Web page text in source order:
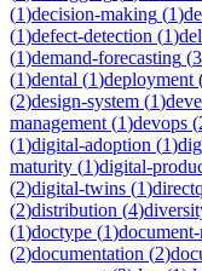
(1)decision-making (1)
(1)defect-detection (1)
(1)demand-forecasting (3
(1)dental (1)deployment
(2)design-system (1)
management (1)devops (
(1)digital-adoption (1)
maturity (1)digital-
(2)digital-twins (1)
(2)distribution (4)
(1)doctype (1)
(2)documentation (2)